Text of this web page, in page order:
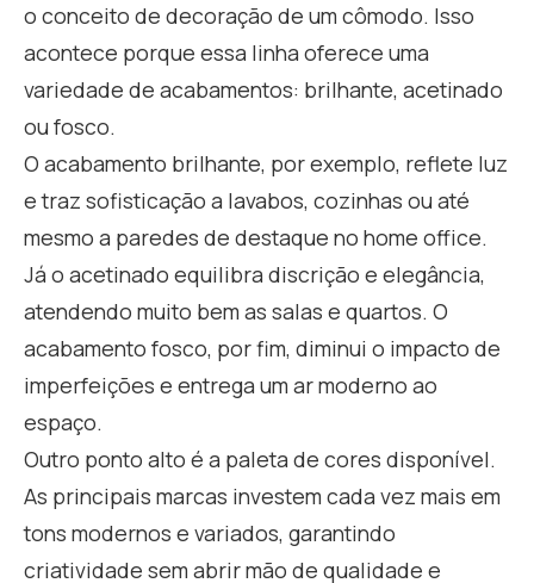
o conceito de decoração de um cômodo. Isso
acontece porque essa linha oferece uma
variedade de acabamentos: brilhante, acetinado
ou fosco.
O acabamento brilhante, por exemplo, reflete luz
e traz sofisticação a lavabos, cozinhas ou até
mesmo a paredes de destaque no home office.
Já o acetinado equilibra discrição e elegância,
atendendo muito bem as salas e quartos. O
acabamento fosco, por fim, diminui o impacto de
imperfeições e entrega um ar moderno ao
espaço.
Outro ponto alto é a paleta de cores disponível.
As principais marcas investem cada vez mais em
tons modernos e variados, garantindo
criatividade sem abrir mão de qualidade e